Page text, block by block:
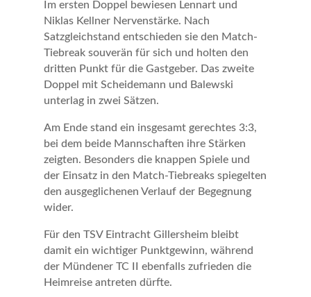
Im ersten Doppel bewiesen Lennart und
Niklas Kellner Nervenstärke. Nach
Satzgleichstand entschieden sie den Match-
Tiebreak souverän für sich und holten den
dritten Punkt für die Gastgeber. Das zweite
Doppel mit Scheidemann und Balewski
unterlag in zwei Sätzen.
Am Ende stand ein insgesamt gerechtes 3:3,
bei dem beide Mannschaften ihre Stärken
zeigten. Besonders die knappen Spiele und
der Einsatz in den Match-Tiebreaks spiegelten
den ausgeglichenen Verlauf der Begegnung
wider.
Für den TSV Eintracht Gillersheim bleibt
damit ein wichtiger Punktgewinn, während
der Mündener TC II ebenfalls zufrieden die
Heimreise antreten dürfte.